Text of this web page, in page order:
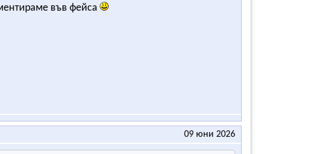
във фейса
09 юни 2026